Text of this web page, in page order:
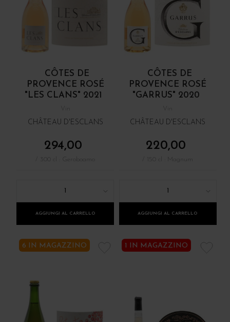
CÔTES DE
PROVENCE ROSÉ
"LES CLANS" 2021
CHÂTEAU D'ESCLANS
294,00
/ 300 cl : Geroboamo
1
AGGIUNGI AL CARRELLO
CÔTES DE
PROVENCE ROSÉ
"GARRUS" 2020
CHÂTEAU D'ESCLANS
220,00
1
AGGIUNGI AL CARRELLO
6 IN MAGAZZINO 1 IN MAGAZZINO